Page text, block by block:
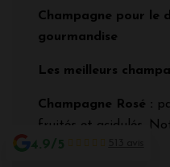
Champagne pour le
gourmandise
Les meilleurs
Champagne Rosé :
fruités et acidulés.
groseille.
4.9/5